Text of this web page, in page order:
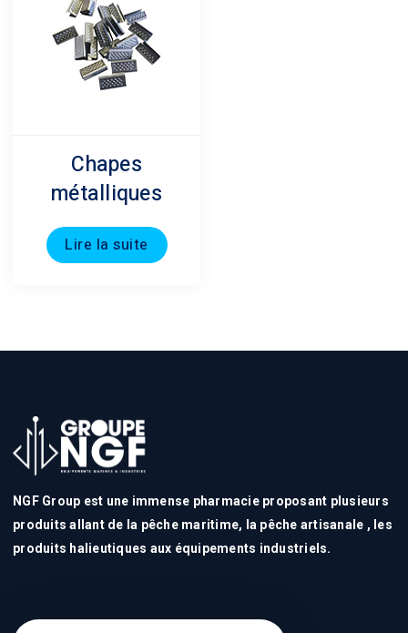
Chapes
métalliques
Lire la suite
NGF Group est une immense pharmacie proposant plusieurs
produits allant de la pêche maritime, la pêche artisanale , les
produits halieutiques aux équipements industriels.